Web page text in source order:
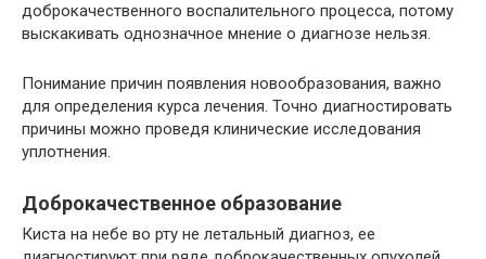
доброкачественного воспалительного процесса, потому
выскакивать однозначное мнение о диагнозе нельзя.
Понимание причин появления новообразования, важно
для определения курса лечения. Точно диагностировать
причины можно проведя клинические исследования
уплотнения.
Доброкачественное образование
Киста на небе во рту не летальный диагноз, ее